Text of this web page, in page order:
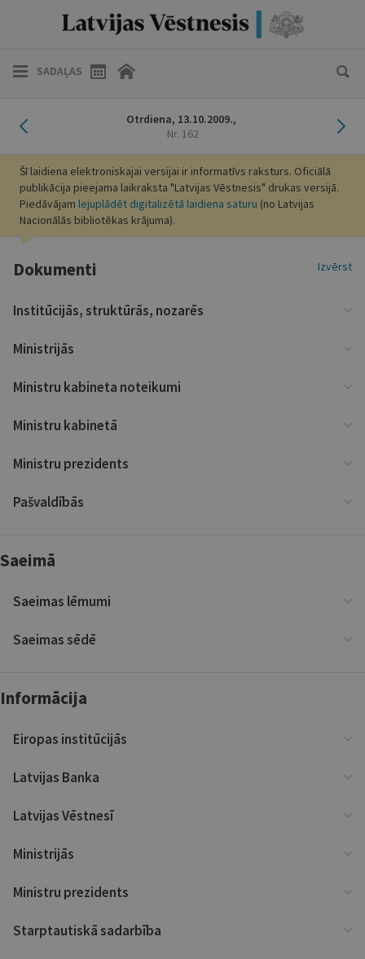
SADAĻAS
Iepriekšējais laidiensOtrdiena, 13.10.2009.,
Nr. 162
Šī laidiena elektroniskajai versijai ir informatīvs raksturs. Oficiālā
publikācija pieejama laikraksta "Latvijas Vēstnesis" drukas versijā.
Piedāvājam lejuplādēt digitalizētā laidiena saturu (no Latvijas
Nacionālās bibliotēkas krājuma).
Dokumenti Izvērst
Institūcijās, struktūrās, nozarēs
Ministrijās
Ministru kabineta noteikumi
Ministru kabinetā
Ministru prezidents
Pašvaldībās
Saeimā
Saeimas lēmumi
Saeimas sēdē
Informācija
Eiropas institūcijās
Latvijas Banka
Latvijas Vēstnesī
Ministrijās
Ministru prezidents
Starptautiskā sadarbība